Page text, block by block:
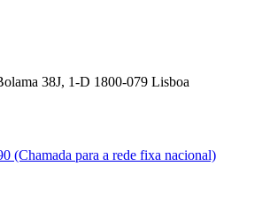
38J, 1-D 1800-079 Lisboa
(Chamada para a rede fixa nacional)